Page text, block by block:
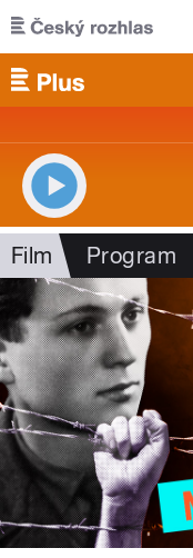
Přejít k hlavnímu obsahu
Film Program